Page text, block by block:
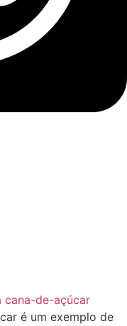
cana-de-açúcar
é um exemplo de